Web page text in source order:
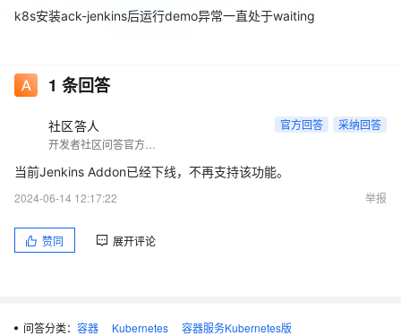
k8s安装ack-jenkins后运行demo异常一直处于waiting
1 条回答
社区答人 官方回答 采纳回答
当前Jenkins Addon已经下线，不再支持该功能。
2024-06-14 12:17:22
举报
赞同 展开评论
问答分类： 容器 Kubernetes
容器服务Kubernetes版